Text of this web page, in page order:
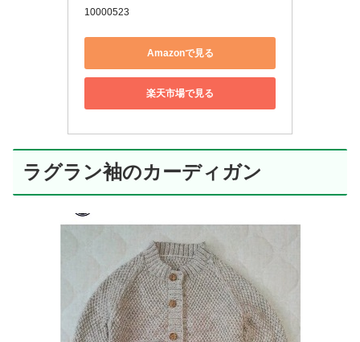
10000523
Amazonで見る
楽天市場で見る
ラグラン袖のカーディガン